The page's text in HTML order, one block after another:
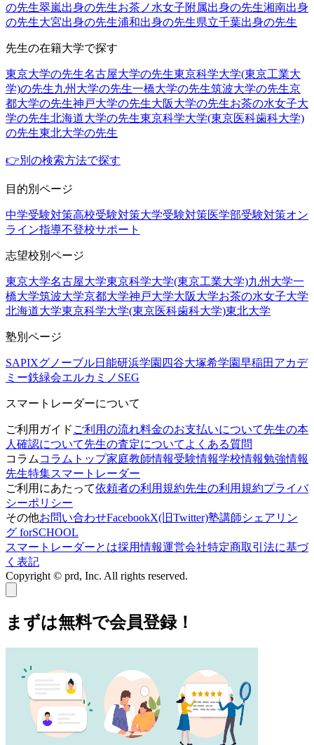
の先生翠嵐出身の先生お茶ノ水女子附属出身の先生湘南出身
の先生大宮出身の先生浦和出身の先生県立千葉出身の先生
先生の在籍大学で探す
東京大学の先生名古屋大学の先生東京科学大学(東京工業大
学)の先生九州大学の先生一橋大学の先生筑波大学の先生京
都大学の先生神戸大学の先生大阪大学の先生お茶の水女子大
学の先生北海道大学の先生東京科学大学(東京医科歯科大学)
の先生東北大学の先生
👉別の検索方法で探す
目的別ページ
中学受験対策高校受験対策大学受験対策医学部受験対策オン
ライン指導不登校サポート
志望校別ページ
東京大学名古屋大学東京科学大学(東京工業大学)九州大学一
橋大学筑波大学京都大学神戸大学大阪大学お茶の水女子大学
北海道大学東京科学大学(東京医科歯科大学)東北大学
塾別ページ
SAPIXグノーブル日能研浜学園 四谷大塚希学園早稲田アカデ
ミー鉄緑会エルカミノ SEG
スマートレーダーについて
ご利用ガイド ご利用の流れ料金のお支払いについて先生の本
人確認について先生の査定について よくある質問
コラム コラムトップ家庭教師情報受験情報学校情報勉強情報
先生特集スマートレーダー
ご利用にあたって依頼者の利用規約先生の利用規約プライバ
シーポリシー
その他お問い合わせFacebookX(旧Twitter)塾講師シェアリン
グ forSCHOOL
スマートレーダーとは採用情報運営会社特定商取引法に基づ
く表記
Copyright © prd, Inc. All rights reserved.
まずは無料で会員登録！